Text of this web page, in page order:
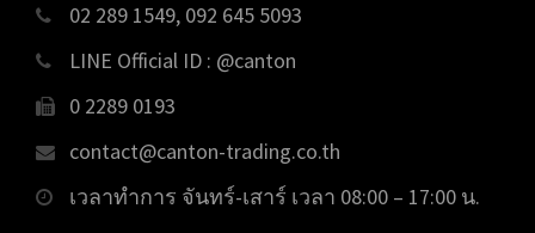
02 289 1549, 092 645 5093
LINE Official ID : @canton
0 2289 0193
contact@canton-trading.co.th
เวลาทำการ จันทร์-เสาร์ เวลา 08:00 – 17:00 น.